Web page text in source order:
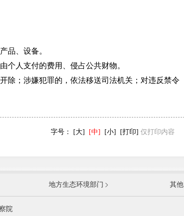
品、设备。
人支付的费用、侵占公共财物。
；涉嫌犯罪的，依法移送司法机关；对违反禁令
字号： [大] [中] [小] [打印] 仅打印内容
国家发展和改革委员会
地方生态环境部门 其他
院